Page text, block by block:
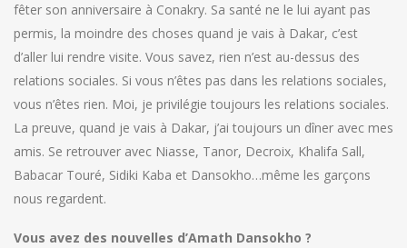
fêter son anniversaire à Conakry. Sa santé ne le lui ayant pas
permis, la moindre des choses quand je vais à Dakar, c’est
d’aller lui rendre visite. Vous savez, rien n’est au-dessus des
relations sociales. Si vous n’êtes pas dans les relations sociales,
vous n’êtes rien. Moi, je privilégie toujours les relations sociales.
La preuve, quand je vais à Dakar, j’ai toujours un dîner avec mes
amis. Se retrouver avec Niasse, Tanor, Decroix, Khalifa Sall,
Babacar Touré, Sidiki Kaba et Dansokho…même les garçons
nous regardent.
Vous avez des nouvelles d’Amath Dansokho ?